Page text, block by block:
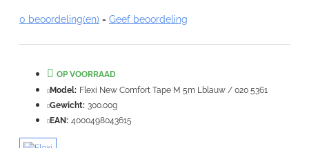
VERDER
0 beoordeling(en) - Geef beoordeling
OP VOORRAAD
Model: Flexi New Comfort Tape M 5m Lblauw / 020 5361
Gewicht: 300.00g
EAN: 4000498043615